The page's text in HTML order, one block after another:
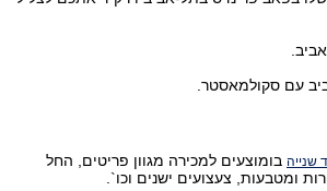
עם סקולמאסטר.
שנייה בומוצעים למכירה מגוון פריטים, החל
ומטבעות, צעצועים ישנים וכו`.